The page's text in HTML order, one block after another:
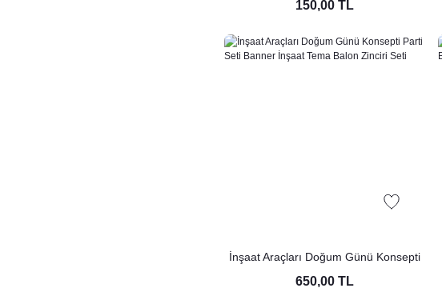
150,00 TL
İnşaat Araçları Doğum Günü Konsepti
Parti Seti Banner İnşaat Tema Balon
650,00 TL